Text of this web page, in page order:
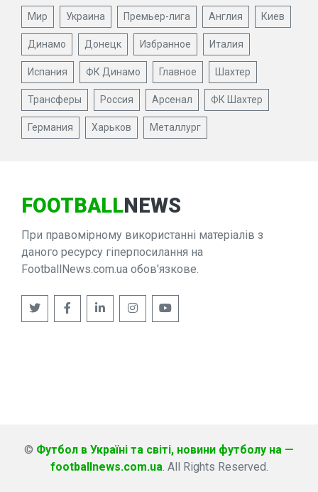
Мир Украина Премьер-лига Англия Киев
Динамо Донецк Избранное Италия
Испания ФК Динамо Главное Шахтер
Трансферы Россия Арсенал ФК Шахтер
Германия Харьков Металлург
FOOTBALLNEWS
При правомірному використанні матеріалів з
даного ресурсу гіперпосилання на
FootballNews.com.ua обов'язкове.
© Футбол в Україні та світі, новини футболу на —
footballnews.com.ua. All Rights Reserved.